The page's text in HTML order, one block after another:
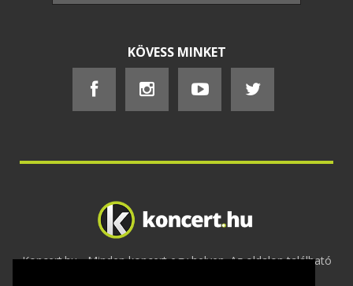
KÖVESS MINKET
Koncert.hu - Minden koncert egy helyen. Az oldalon található